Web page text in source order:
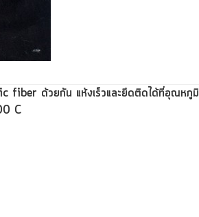
fiber ด้วยกัน แห้งเร็วและยึดติดได้ที่อุณหภูมิ
C